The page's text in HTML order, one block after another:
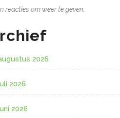
reacties om weer te geven.
2026
2026
2026